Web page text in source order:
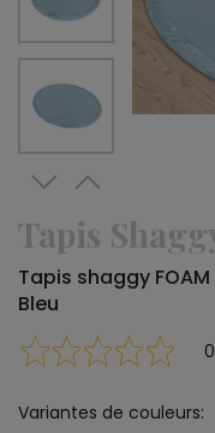
Tapis
Tapis shaggy FOAM
Bleu
Variantes de couleurs: